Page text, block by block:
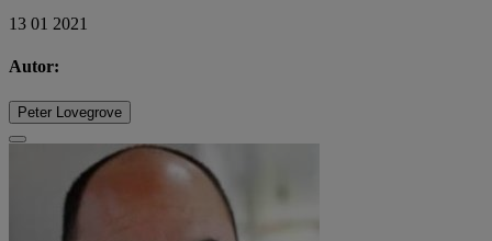
13 01 2021
Autor:
Peter Lovegrove